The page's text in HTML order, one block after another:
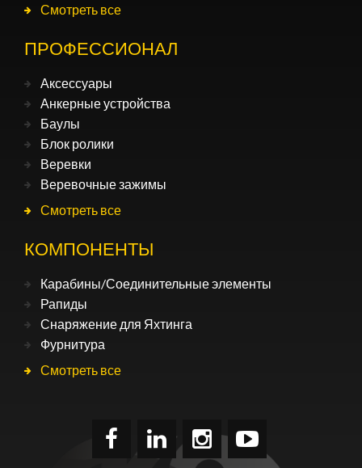
Смотреть все
ПРОФЕССИОНАЛ
Аксессуары
Анкерные устройства
Баулы
Блок ролики
Веревки
Веревочные зажимы
Смотреть все
КОМПОНЕНТЫ
Карабины/Соединительные элементы
Рапиды
Снаряжение для Яхтинга
Фурнитура
Смотреть все